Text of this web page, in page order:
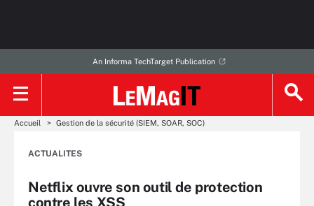
An Informa TechTarget Publication
Accueil Gestion de la sécurité (SIEM, SOAR, SOC)
ACTUALITES
Netflix ouvre son outil de protection
contre les XSS